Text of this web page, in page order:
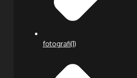
fotografi(1)